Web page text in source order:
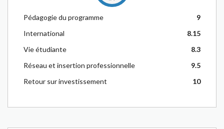
Pédagogie du programme
9
International
8.15
Vie étudiante
8.3
Réseau et insertion professionnelle
9.5
Retour sur investissement
10